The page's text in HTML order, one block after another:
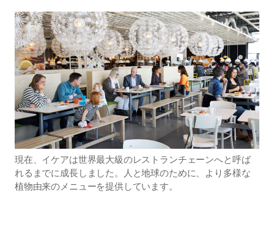
現在、イケアは世界最大級のレストランチェーンへと呼ば
れるまでに成長しました。人と地球のために、より多様な
植物由来のメニューを提供しています。